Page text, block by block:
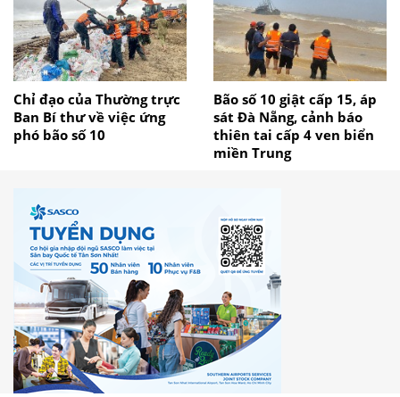
Chỉ đạo của Thường trực
Ban Bí thư về việc ứng
phó bão số 10
Bão số 10 giật cấp 15, áp
sát Đà Nẵng, cảnh báo
thiên tai cấp 4 ven biển
miền Trung